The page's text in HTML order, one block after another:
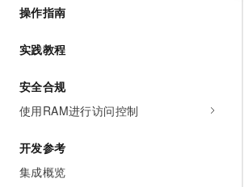
操作指南
实践教程
安全合规
使用RAM进行访问控制
开发参考
集成概览